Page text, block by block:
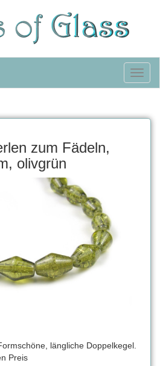
zum Fädeln,
olivgrün
längliche Doppelkegel.
Preis